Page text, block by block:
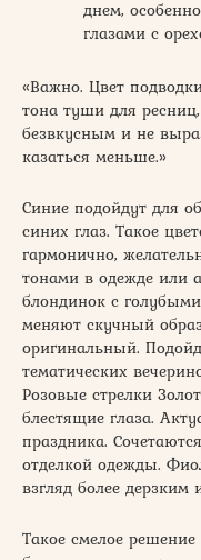
днем,
глазами с
«Важно. Цвет
тона туши для
безвкусным и не
казаться меньше.»
Синие подойдут для
синих глаз. Такое
гармонично,
тонами в одежде или
блондинок с
меняют скучный
оригинальный.
тематических
Розовые стрелки
блестящие глаза.
праздника.
отделкой одежды.
взгляд более дерзким
Такое смелое